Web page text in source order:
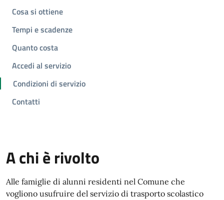
Cosa si ottiene
Tempi e scadenze
Quanto costa
Accedi al servizio
Condizioni di servizio
Contatti
A chi è rivolto
Alle famiglie di alunni residenti nel Comune che
vogliono usufruire del servizio di trasporto scolastico